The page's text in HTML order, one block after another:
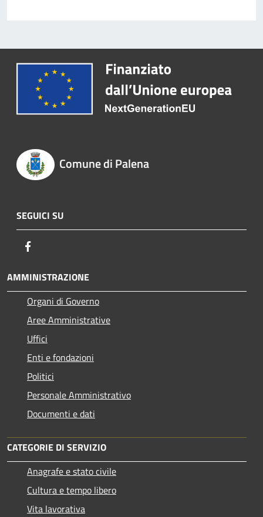
Comune di Palena
SEGUICI SU
AMMINISTRAZIONE
Organi di Governo
Aree Amministrative
Uffici
Enti e fondazioni
Politici
Personale Amministrativo
Documenti e dati
CATEGORIE DI SERVIZIO
Anagrafe e stato civile
Cultura e tempo libero
Vita lavorativa